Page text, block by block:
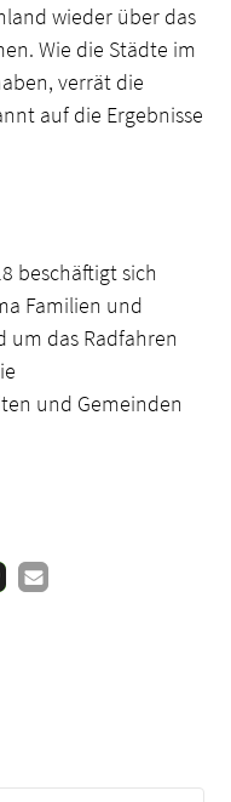
wieder über das
Wie die Städte im
verrät die
auf die Ergebnisse
beschäftigt sich
Familien und
um das Radfahren
und Gemeinden